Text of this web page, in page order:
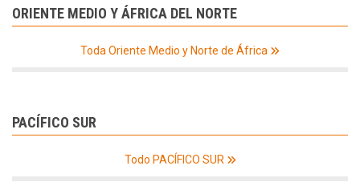
ORIENTE MEDIO Y ÁFRICA DEL NORTE
Toda Oriente Medio y Norte de África
PACÍFICO SUR
Todo PACÍFICO SUR